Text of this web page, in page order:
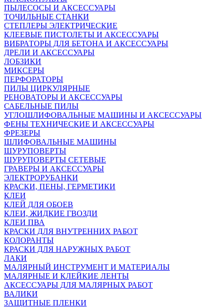
ПЫЛЕСОСЫ И АКСЕССУАРЫ
ТОЧИЛЬНЫЕ СТАНКИ
СТЕПЛЕРЫ ЭЛЕКТРИЧЕСКИЕ
КЛЕЕВЫЕ ПИСТОЛЕТЫ И АКСЕССУАРЫ
ВИБРАТОРЫ ДЛЯ БЕТОНА И АКСЕССУАРЫ
ДРЕЛИ И АКСЕССУАРЫ
ЛОБЗИКИ
МИКСЕРЫ
ПЕРФОРАТОРЫ
ПИЛЫ ЦИРКУЛЯРНЫЕ
РЕНОВАТОРЫ И АКСЕССУАРЫ
САБЕЛЬНЫЕ ПИЛЫ
УГЛОШЛИФОВАЛЬНЫЕ МАШИНЫ И АКСЕССУАРЫ
ФЕНЫ ТЕХНИЧЕСКИЕ И АКСЕССУАРЫ
ФРЕЗЕРЫ
ШЛИФОВАЛЬНЫЕ МАШИНЫ
ШУРУПОВЕРТЫ
ШУРУПОВЕРТЫ СЕТЕВЫЕ
ГРАВЕРЫ И АКСЕССУАРЫ
ЭЛЕКТРОРУБАНКИ
КРАСКИ, ПЕНЫ, ГЕРМЕТИКИ
КЛЕИ
КЛЕЙ ДЛЯ ОБОЕВ
КЛЕИ, ЖИДКИЕ ГВОЗДИ
КЛЕИ ПВА
КРАСКИ ДЛЯ ВНУТРЕННИХ РАБОТ
КОЛОРАНТЫ
КРАСКИ ДЛЯ НАРУЖНЫХ РАБОТ
ЛАКИ
МАЛЯРНЫЙ ИНСТРУМЕНТ И МАТЕРИАЛЫ
МАЛЯРНЫЕ И КЛЕЙКИЕ ЛЕНТЫ
АКСЕССУАРЫ ДЛЯ МАЛЯРНЫХ РАБОТ
ВАЛИКИ
ЗАЩИТНЫЕ ПЛЕНКИ